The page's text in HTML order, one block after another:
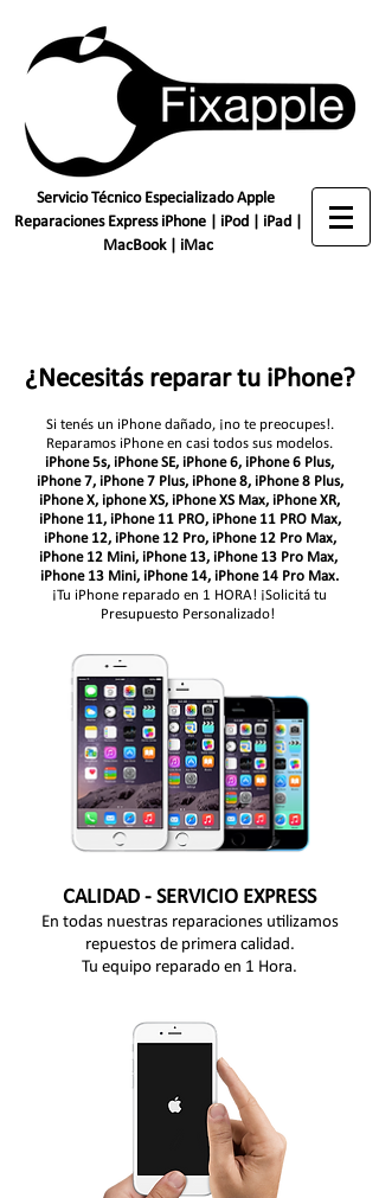
Servicio Técnico Especializado Apple
Reparaciones Express iPhone | iPod | iPad |
MacBook | iMac
¿Necesitás reparar tu iPhone?
Si tenés un iPhone dañado, ¡no te preocupes!.
Reparamos iPhone en casi todos sus modelos.
iPhone 5s, iPhone SE, iPhone 6, iPhone 6 Plus,
iPhone 7, iPhone 7 Plus, iPhone 8, iPhone 8 Plus,
iPhone X, iphone XS, iPhone XS Max, iPhone XR,
iPhone 11, iPhone 11 PRO, iPhone 11 PRO Max,
iPhone 12, iPhone 12 Pro, iPhone 12 Pro Max,
iPhone 12 Mini, iPhone 13, iPhone 13 Pro Max,
iPhone 13 Mini, iPhone 14, iPhone 14 Pro Max.
¡Tu iPhone reparado en 1 HORA! ¡Solicitá tu
Presupuesto Personalizado!
CALIDAD - SERVICIO EXPRESS
En todas nuestras reparaciones utilizamos
repuestos de primera calidad.
Tu equipo reparado en 1 Hora.